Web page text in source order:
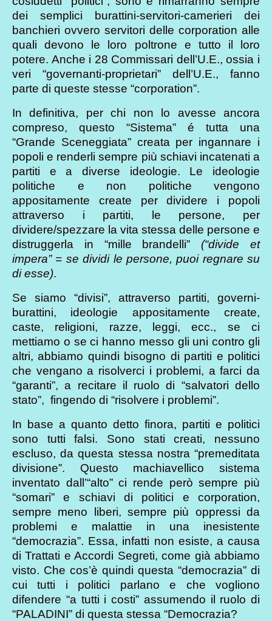
dei semplici burattini-servitori-camerieri dei
banchieri ovvero servitori delle corporation alle
quali devono le loro poltrone e tutto il loro
potere. Anche i 28 Commissari dell’U.E., ossia i
veri “governanti-proprietari” dell’U.E., fanno
parte di queste stesse “corporation”.
In definitiva, per chi non lo avesse ancora
compreso, questo “Sistema” é tutta una
“Grande Sceneggiata” creata per ingannare i
popoli e renderli sempre più schiavi incatenati a
partiti e a diverse ideologie. Le ideologie
politiche e non politiche vengono
appositamente create per dividere i popoli
attraverso i partiti, le persone, per
dividere/spezzare la vita stessa delle persone e
distruggerla in “mille brandelli” (“divide et
impera” = se dividi le persone, puoi regnare su
di esse).
Se siamo “divisi”, attraverso partiti, governi-
burattini, ideologie appositamente create,
caste, religioni, razze, leggi, ecc., se ci
mettiamo o se ci hanno messo gli uni contro gli
altri, abbiamo quindi bisogno di partiti e politici
che vengano a risolverci i problemi, a farci da
“garanti”, a recitare il ruolo di “salvatori dello
stato”, fingendo di “risolvere i problemi”.
In base a quanto detto finora, partiti e politici
sono tutti falsi. Sono stati creati, nessuno
escluso, da questa stessa nostra “premeditata
divisione”. Questo machiavellico sistema
inventato dall’“alto” ci rende però sempre più
“somari” e schiavi di politici e corporation,
sempre meno liberi, sempre più oppressi da
problemi e malattie in una inesistente
“democrazia”. Essa, infatti non esiste, a causa
di Trattati e Accordi Segreti, come già abbiamo
visto. Che cos’è quindi questa “democrazia” di
cui tutti i politici parlano e che vogliono
difendere “a tutti i costi” assumendo il ruolo di
“PALADINI” di questa stessa “Democrazia?